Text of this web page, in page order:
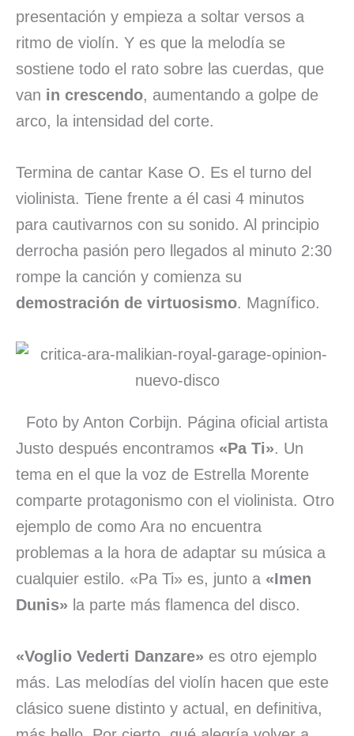
presentación y empieza a soltar versos a
ritmo de violín. Y es que la melodía se
sostiene todo el rato sobre las cuerdas, que
van in crescendo, aumentando a golpe de
arco, la intensidad del corte.
Termina de cantar Kase O. Es el turno del
violinista. Tiene frente a él casi 4 minutos
para cautivarnos con su sonido. Al principio
derrocha pasión pero llegados al minuto 2:30
rompe la canción y comienza su
demostración de virtuosismo. Magnífico.
Foto by Anton Corbijn. Página oficial artista
Justo después encontramos «Pa Ti». Un
tema en el que la voz de Estrella Morente
comparte protagonismo con el violinista. Otro
ejemplo de como Ara no encuentra
problemas a la hora de adaptar su música a
cualquier estilo. «Pa Ti» es, junto a «Imen
Dunis» la parte más flamenca del disco.
«Voglio Vederti Danzare» es otro ejemplo
más. Las melodías del violín hacen que este
clásico suene distinto y actual, en definitiva,